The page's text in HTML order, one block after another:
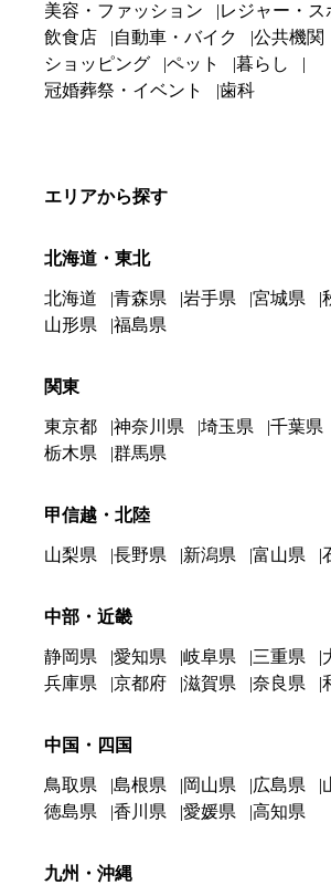
美容・ファッション
レジャー・ス
飲食店
自動車・バイク
公共機関
ショッピング
ペット
暮らし
冠婚葬祭・イベント
歯科
エリアから探す
北海道・東北
北海道 青森県 岩手県 宮城県
山形県
福島県
関東
東京都 神奈川県 埼玉県 千葉県
栃木県
群馬県
甲信越・北陸
山梨県 長野県 新潟県 富山県
中部・近畿
静岡県 愛知県 岐阜県 三重県
兵庫県
京都府 滋賀県 奈良県
中国・四国
鳥取県 島根県 岡山県 広島県
徳島県
香川県 愛媛県 高知県
九州・沖縄